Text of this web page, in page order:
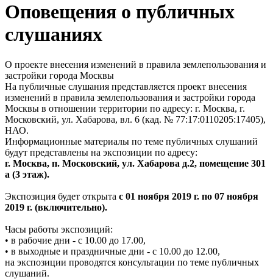
Оповещения о публичных
слушаниях
О проекте внесения изменений в правила землепользования и
застройки города Москвы
На публичные слушания представляется проект внесения
изменений в правила землепользования и застройки города
Москвы в отношении территории по адресу: г. Москва, г.
Московский, ул. Хабарова, вл. 6 (кад. № 77:17:0110205:17405),
НАО.
Информационные материалы по теме публичных слушаний
будут представлены на экспозиции по адресу:
г. Москва, п. Московский, ул. Хабарова д.2, помещение 301
а (3 этаж).
Экспозиция будет открыта с 01 ноября 2019 г. по 07 ноября
2019 г. (включительно).
Часы работы экспозиций:
• в рабочие дни - с 10.00 до 17.00,
• в выходные и праздничные дни - с 10.00 до 12.00,
на экспозиции проводятся консультации по теме публичных
слушаний.